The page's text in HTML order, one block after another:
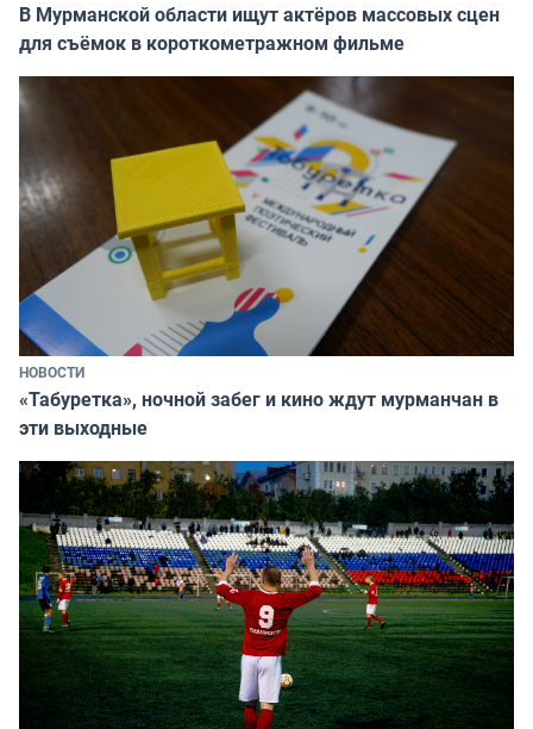
В Мурманской области ищут актёров массовых сцен
для съёмок в короткометражном фильме
НОВОСТИ
«Табуретка», ночной забег и кино ждут мурманчан в
эти выходные